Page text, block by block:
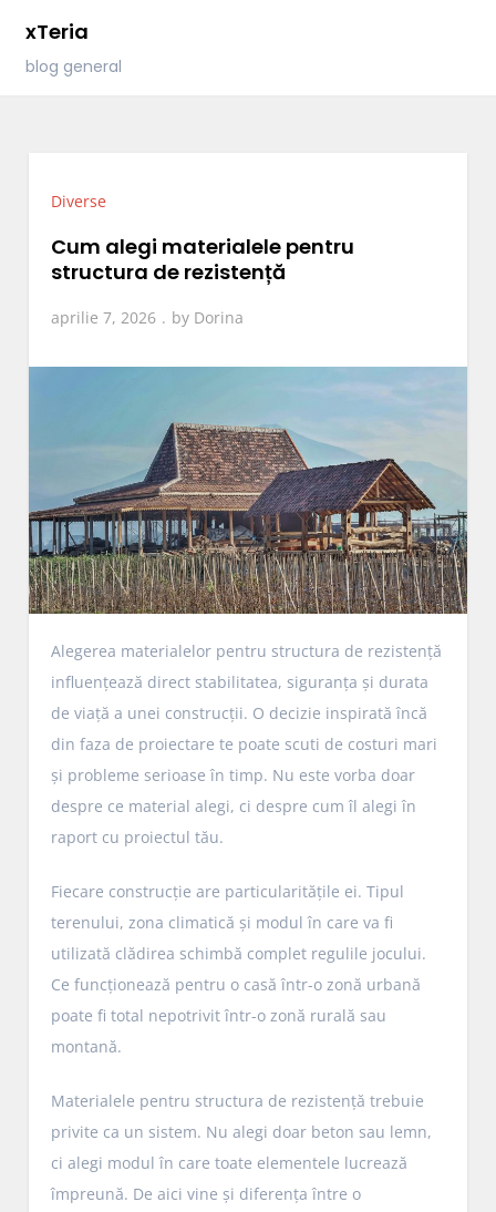
content
xTeria
blog general
Diverse
Cum alegi materialele pentru
structura de rezistență
aprilie 7, 2026 by Dorina
Alegerea materialelor pentru structura de rezistență
influențează direct stabilitatea, siguranța și durata
de viață a unei construcții. O decizie inspirată încă
din faza de proiectare te poate scuti de costuri mari
și probleme serioase în timp. Nu este vorba doar
despre ce material alegi, ci despre cum îl alegi în
raport cu proiectul tău.
Fiecare construcție are particularitățile ei. Tipul
terenului, zona climatică și modul în care va fi
utilizată clădirea schimbă complet regulile jocului.
Ce funcționează pentru o casă într-o zonă urbană
poate fi total nepotrivit într-o zonă rurală sau
montană.
Materialele pentru structura de rezistență trebuie
privite ca un sistem. Nu alegi doar beton sau lemn,
ci alegi modul în care toate elementele lucrează
împreună. De aici vine și diferența între o